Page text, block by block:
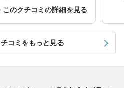
このクチコミの詳細を見る
コミをもっと見る